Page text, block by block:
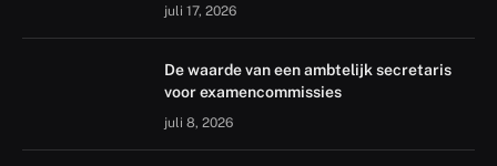
juli 17, 2026
De waarde van een ambtelijk secretaris
voor examencommissies
juli 8, 2026